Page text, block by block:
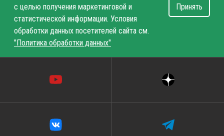
с целью получения маркетинговой и
статистической информации. Условия
обработки данных посетителей сайта см.
"Политика обработки данных"
Принять